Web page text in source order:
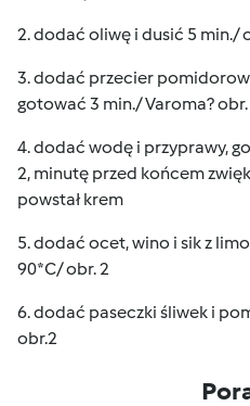
2. dodać oliwę i dusić 5 min./
3. dodać przecier
gotować 3 min./ Varoma? obr.
4. dodać wodę i przyprawy,
2, minutę przed końcem
powstał krem
5. dodać ocet, wino i sik z
90*C/ obr. 2
6. dodać paseczki śliwek i
obr.2